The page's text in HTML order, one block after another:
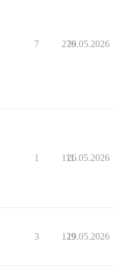
7 276
29.05.2026
1 111
26.05.2026
3 129
19.05.2026